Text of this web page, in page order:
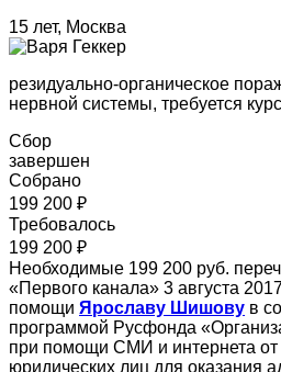
15 лет, Москва
резидуально-органическое
нервной системы, требуется
Сбор
завершен
Собрано
199 200 ₽
Требовалось
199 200 ₽
Необходимые 199 200 руб.
«Первого канала» 3 августа
помощи Ярославу Шишову в
программой Русфонда
при помощи СМИ и интернета от
юридических лиц для оказания